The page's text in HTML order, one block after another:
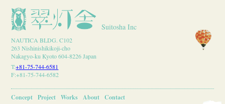
Suitosha Inc
NAUTICA BLDG. C102
263 Nishinishikikoji-cho
Nakagyo-ku Kyoto 604-8226 Japan
T:+81-75-744-6581
F:+81-75-744-6582
Concept Project Works About Contact